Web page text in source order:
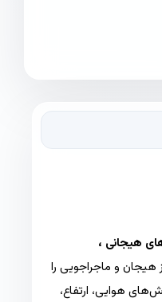
هیجانی ،
هیجان و ماجراجویی را
هوایی، ارتفاع،